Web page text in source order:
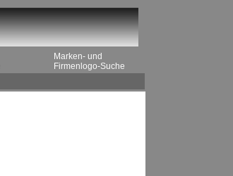
Marken- und
Firmenlogo-Suche